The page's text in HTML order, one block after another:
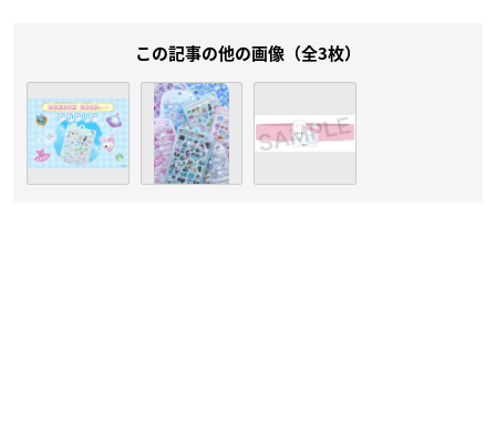
この記事の他の画像（全3枚）